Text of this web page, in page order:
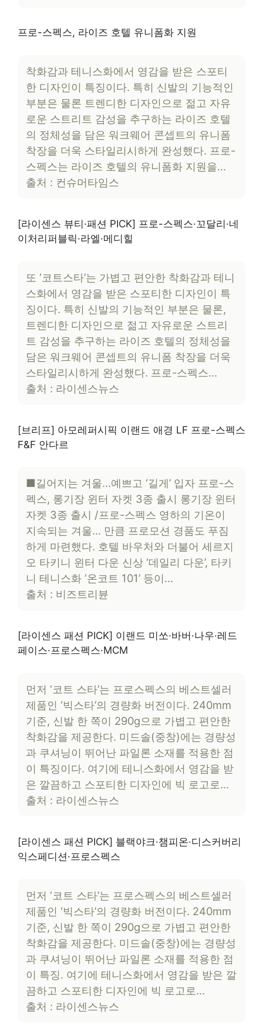
프로-스펙스, 라이즈 호텔 유니폼화 지원
착화감과 테니스화에서 영감을 받은 스포티
한 디자인이 특징이다. 특히 신발의 기능적인
부분은 물론 트렌디한 디자인으로 젊고 자유
로운 스트리트 감성을 추구하는 라이즈 호텔
의 정체성을 담은 워크웨어 콘셉트의 유니폼
착장을 더욱 스타일리시하게 완성했다. 프로-
스펙스는 라이즈 호텔의 유니폼화 지원을…
출처 : 컨슈머타임스
[라이센스 뷰티·패션 PICK] 프로-스펙스·꼬달리·네
이처리퍼블릭·라엘·메디힐
또 ‘코트스타’는 가볍고 편안한 착화감과 테니
스화에서 영감을 받은 스포티한 디자인이 특
징이다. 특히 신발의 기능적인 부분은 물론,
트렌디한 디자인으로 젊고 자유로운 스트리
트 감성을 추구하는 라이즈 호텔의 정체성을
담은 워크웨어 콘셉트의 유니폼 착장을 더욱
스타일리시하게 완성했다. 프로-스펙스…
출처 : 라이센스뉴스
[브리프] 아모레퍼시픽 이랜드 애경 LF 프로-스펙스
F&F 안다르
■길어지는 겨울…예쁘고 ‘길게’ 입자 프로-스
펙스, 롱기장 윈터 자켓 3종 출시 롱기장 윈터
자켓 3종 출시 /프로-스펙스 영하의 기온이
지속되는 겨울… 만큼 프로모션 경품도 푸짐
하게 마련했다. 호텔 바우처와 더불어 세르지
오 타키니 윈터 다운 신상 ‘데일리 다운’, 타키
니 테니스화 ‘온코트 101’ 등이…
출처 : 비즈트리뷴
[라이센스 패션 PICK] 이랜드 미쏘·바버·나우·레드
페이스·프로스펙스·MCM
먼저 ‘코트 스타’는 프로스펙스의 베스트셀러
제품인 ‘빅스타’의 경량화 버전이다. 240mm
기준, 신발 한 쪽이 290g으로 가볍고 편안한
착화감을 제공한다. 미드솔(중창)에는 경량성
과 쿠셔닝이 뛰어난 파일론 소재를 적용한 점
이 특징이다. 여기에 테니스화에서 영감을 받
은 깔끔하고 스포티한 디자인에 빅 로고로…
출처 : 라이센스뉴스
[라이센스 패션 PICK] 블랙야크·챔피온·디스커버리
익스페디션·프로스펙스
먼저 ‘코트 스타’는 프로스펙스의 베스트셀러
제품인 ‘빅스타’의 경량화 버전이다. 240mm
기준, 신발 한 쪽이 290g으로 가볍고 편안한
착화감을 제공한다. 미드솔(중창)에는 경량성
과 쿠셔닝이 뛰어난 파일론 소재를 적용한 점
이 특징. 여기에 테니스화에서 영감을 받은 깔
끔하고 스포티한 디자인에 빅 로고로…
출처 : 라이센스뉴스